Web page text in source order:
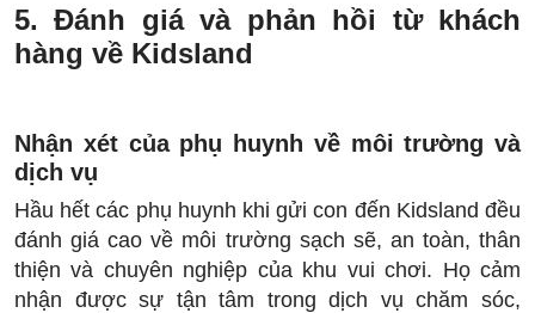
5. Đánh giá và phản hồi từ khách
hàng về Kidsland
Nhận xét của phụ huynh về môi trường và
dịch vụ
Hầu hết các phụ huynh khi gửi con đến Kidsland đều
đánh giá cao về môi trường sạch sẽ, an toàn, thân
thiện và chuyên nghiệp của khu vui chơi. Họ cảm
nhận được sự tận tâm trong dịch vụ chăm sóc,